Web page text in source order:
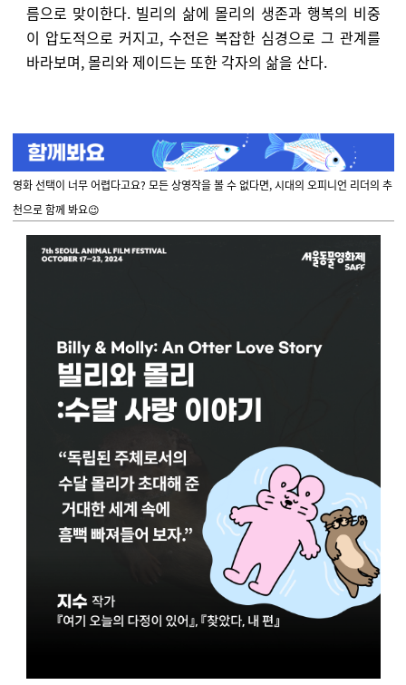
름으로 맞이한다. 빌리의 삶에 몰리의 생존과 행복의 비중
이 압도적으로 커지고, 수전은 복잡한 심경으로 그 관계를
바라보며, 몰리와 제이드는 또한 각자의 삶을 산다.
영화 선택이 너무 어렵다고요? 모든 상영작을 볼 수 없다면, 시대의 오피니언 리더의 추
천으로 함께 봐요😉